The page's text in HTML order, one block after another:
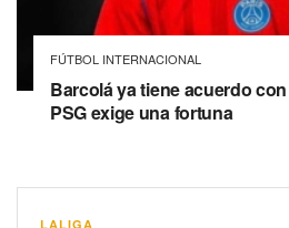
FÚTBOL INTERNACIONAL
Barcolá ya tiene acuerdo
PSG exige una fortuna
LALIGA